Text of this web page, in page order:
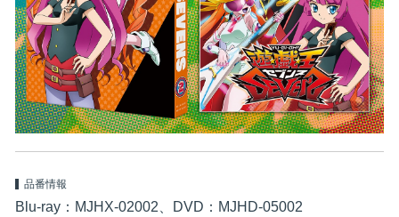
品番情報
Blu-ray：MJHX-02002、DVD：MJHD-05002